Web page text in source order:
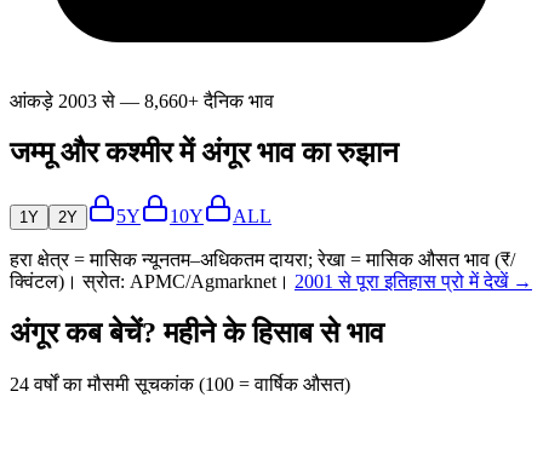
आंकड़े 2003 से — 8,660+ दैनिक भाव
जम्मू और कश्मीर में अंगूर भाव का रुझान
1Y 2Y 5Y 10Y ALL
हरा क्षेत्र = मासिक न्यूनतम–अधिकतम दायरा; रेखा = मासिक औसत भाव (₹/
क्विंटल)। स्रोत: APMC/Agmarknet। 2001 से पूरा इतिहास प्रो में देखें →
अंगूर कब बेचें? महीने के हिसाब से भाव
24 वर्षों का मौसमी सूचकांक (100 = वार्षिक औसत)